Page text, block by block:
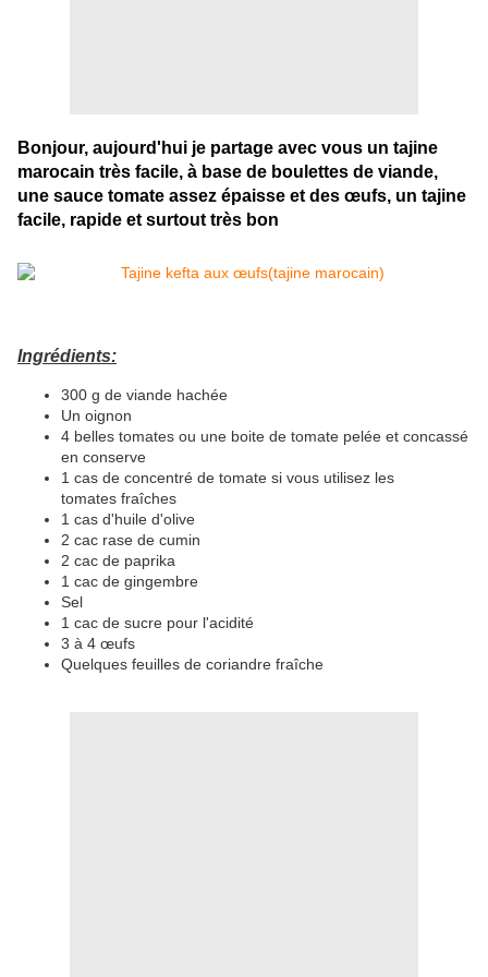
Bonjour, aujourd'hui je partage avec vous un tajine
marocain très facile, à base de boulettes de viande,
une sauce tomate assez épaisse et des œufs, un tajine
facile, rapide et surtout très bon
Ingrédients:
300 g de viande hachée
Un oignon
4 belles tomates ou une boite de tomate pelée et concassé
en conserve
1 cas de concentré de tomate si vous utilisez les
tomates fraîches
1 cas d'huile d'olive
2 cac rase de cumin
2 cac de paprika
1 cac de gingembre
Sel
1 cac de sucre pour l'acidité
3 à 4 œufs
Quelques feuilles de coriandre fraîche